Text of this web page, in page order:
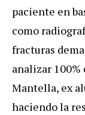
paciente en
como
fracturas
analizar
Mantella, ex
haciendo la